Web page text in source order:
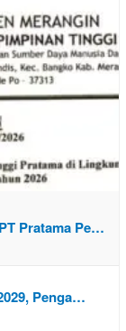
Pratama Pe…
Penga…